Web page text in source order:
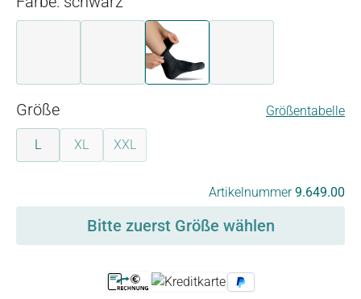
schwarz
Größeauswählen Größentabelle
L XL(Diese Option ist zurzeit nicht verfügbar.)
XXL(Diese Option ist zurzeit nicht verfügbar.)
Artikelnummer9.649.00
Bitte zuerst Größe wählen